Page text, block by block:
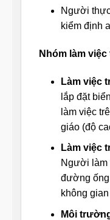
Người
kiểm định
Nhóm làm
Làm việc
lắp đặt
làm việc
giáo (độ
Làm việc
Người làm
đường
không
Môi